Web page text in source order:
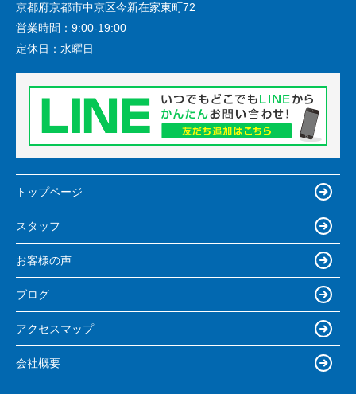
京都府京都市中京区今新在家東町72
営業時間： 9:00-19:00
定休日： 水曜日
トップページ
スタッフ
お客様の声
ブログ
アクセスマップ
会社概要